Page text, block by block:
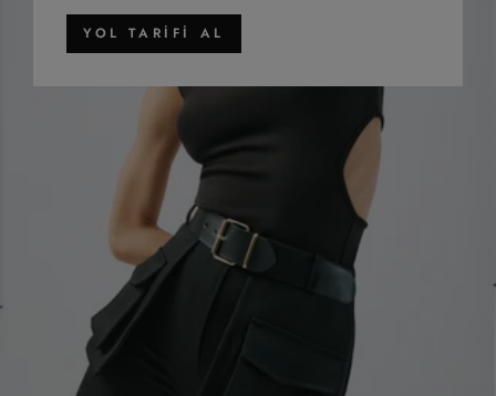
YOL TARIFI AL